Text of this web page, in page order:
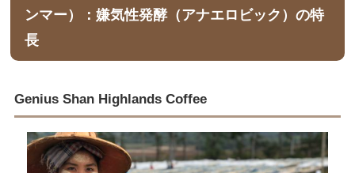
ンマー）：嫌気性発酵（アナエロビック）の特
長
Genius Shan Highlands Coffee